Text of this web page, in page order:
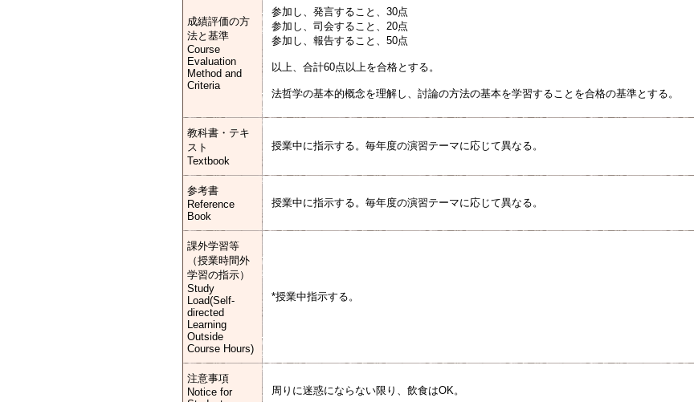
成績評価の方
法と基準
Course
Evaluation
Method and
Criteria
参加し、発言すること、30点
参加し、司会すること、20点
参加し、報告すること、50点
以上、合計60点以上を合格とする。
法哲学の基本的概念を理解し、討論の方法の基本を学習することを合格の基準とする。
教科書・テキ
スト
Textbook
授業中に指示する。毎年度の演習テーマに応じて異なる。
参考書
Reference
Book
授業中に指示する。毎年度の演習テーマに応じて異なる。
課外学習等
（授業時間外
学習の指示）
Study
Load(Self-
directed
Learning
Outside
Course Hours)
*授業中指示する。
注意事項
Notice for
周りに迷惑にならない限り、飲食はOK。